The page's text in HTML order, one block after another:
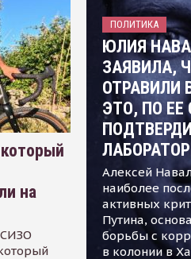
на
ПОЛИТИКА
ЮЛИЯ
ЗАЯВИЛА,
ОТРАВИЛИ
ЭТО, ПО
Алексей
наиболее
активных
Путина,
борьбы с
в колонии в